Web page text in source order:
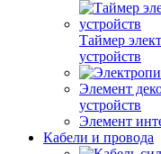
Таймер
устройств
Элемент
устройств
Элемент
Кабели и провода